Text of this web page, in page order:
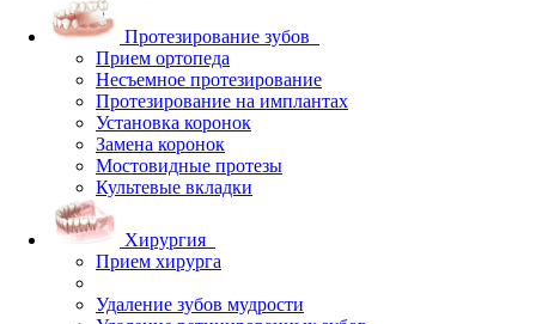
Протезирование зубов
Прием ортопеда
Несъемное протезирование
Протезирование на имплантах
Установка коронок
Замена коронок
Мостовидные протезы
Культевые вкладки
Хирургия
Прием хирурга
Удаление зубов мудрости